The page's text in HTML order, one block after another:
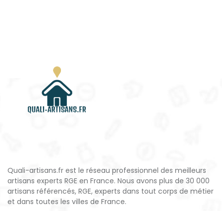
Quali-artisans.fr est le réseau professionnel des meilleurs
artisans experts RGE en France. Nous avons plus de 30 000
artisans référencés, RGE, experts dans tout corps de métier
et dans toutes les villes de France.